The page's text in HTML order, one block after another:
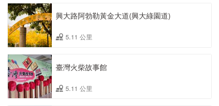
興大路阿勃勒黃金大道(興大綠園道)
5.11 公里
臺灣火柴故事館
5.11 公里